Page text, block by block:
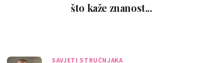
što kaže znanost...
SAVJETI STRUČNJAKA